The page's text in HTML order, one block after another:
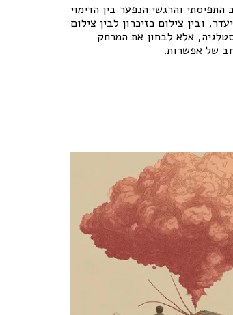
והרגשי הנפער בין הדימוי
ובין צילום כזיכרון לבין צילום
אלא לבחון את המרחק
של אפשרות.